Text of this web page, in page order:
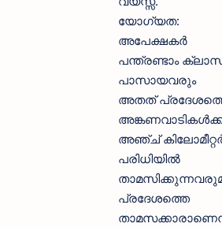
യോഗ്യത:
അപേക്ഷകർ
പന്ത്രണ്ടാം
പാസായവരും
അതത്
അഞ്ച്
പരിധിയിൽ
പ്രദേശത്തെ